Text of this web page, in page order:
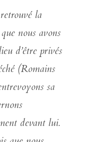
la
nous avons
d’être privés
(Romains
sa
devant lui.